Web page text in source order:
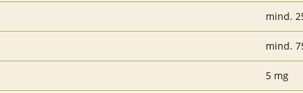
mind.
mind.
5 mg